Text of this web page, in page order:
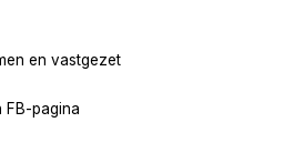
en vastgezet
FB-pagina